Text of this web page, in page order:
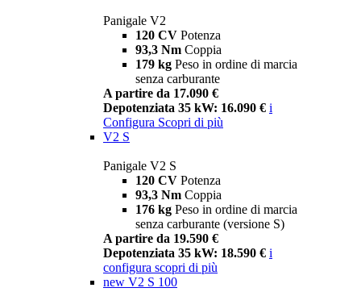
Panigale V2
120 CV Potenza
93,3 Nm Coppia
179 kg Peso in ordine di marcia
senza carburante
A partire da 17.090 €
Depotenziata 35 kW: 16.090 € i
Configura Scopri di più
V2 S
Panigale V2 S
120 CV Potenza
93,3 Nm Coppia
176 kg Peso in ordine di marcia
senza carburante (versione S)
A partire da 19.590 €
Depotenziata 35 kW: 18.590 € i
configura scopri di più
new V2 S 100